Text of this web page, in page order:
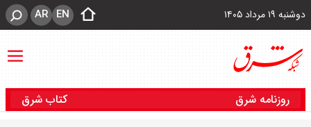
دوشنبه ۱۹ مرداد ۱۴۰۵ EN
AR
روزنامه شرق کتاب شرق